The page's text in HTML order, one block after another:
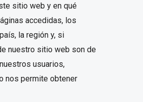
sitio web y en qué
accedidas, los
la región y, si
nuestro sitio web son de
usuarios,
nos permite obtener